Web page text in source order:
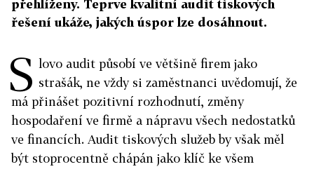
přehlíženy. Teprve kvalitní audit tiskových
řešení ukáže, jakých úspor lze dosáhnout.
S lovo audit působí ve většině firem jako
strašák, ne vždy si zaměstnanci uvědomují, že
má přinášet pozitivní rozhodnutí, změny
hospodaření ve firmě a nápravu všech nedostatků
ve financích. Audit tiskových služeb by však měl
být stoprocentně chápán jako klíč ke všem